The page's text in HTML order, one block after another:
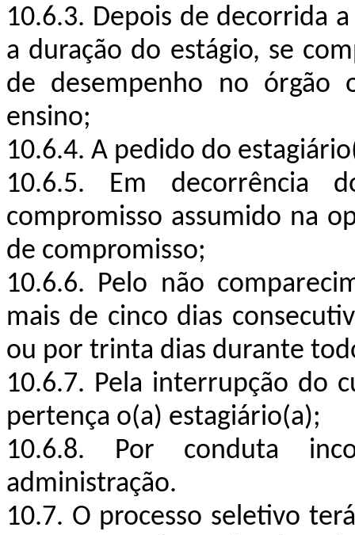
10.6.3. Depois de decorrida
a duração do estágio, se
de desempenho no órgão
ensino;
10.6.4. A pedido do
10.6.5. Em decorrência
compromisso assumido na
de compromisso;
10.6.6. Pelo não
mais de cinco dias
ou por trinta dias durante
10.6.7. Pela interrupção do
pertença o(a) estagiário(a);
10.6.8. Por conduta
administração.
10.7. O processo seletivo